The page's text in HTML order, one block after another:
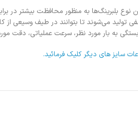
نوع بلبرینگ‌ها به منظور محافظت بیشتر در
تولید می‌شوند تا بتوانند در طیف وسیعی از
به بار مورد نظر، سرعت عملیاتی، دقت
سایز های دیگر کلیک فرمائید.